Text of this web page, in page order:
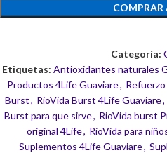
COMPRAR
Categoría:
Etiquetas: Antioxidantes naturales
Productos 4Life Guaviare,
Burst, RioVida Burst 4Life Guaviare,
Burst para que sirve, RioVida burst
original 4Life, RioVida para
Suplementos 4Life Guaviare,